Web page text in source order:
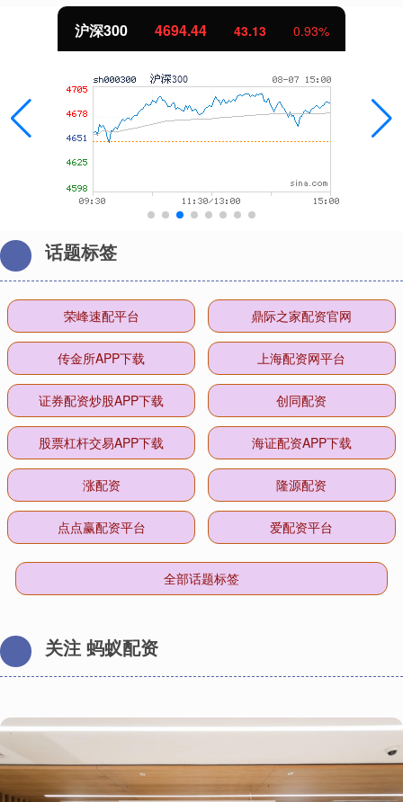
北证50 1134.24 11.37 1.01%
话题标签
荣峰速配平台 鼎际之家配资官网
传金所APP下载 上海配资网平台
证券配资炒股APP下载 创同配资
股票杠杆交易APP下载 海证配资APP下载
涨配资 隆源配资
点点赢配资平台 爱配资平台
全部话题标签
关注 蚂蚁配资